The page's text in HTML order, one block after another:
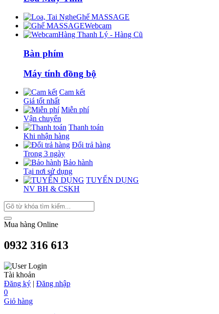
Ghế MASSAGE
Webcam
Hàng Thanh Lý - Hàng Cũ
Bàn phím
Máy tính đồng bộ
Cam kết
Giá tốt nhất
Miễn phí
Vận chuyển
Thanh toán
Khi nhận hàng
Đổi trả hàng
Trong 3 ngày
Bảo hành
Tại nơi sử dụng
TUYỂN DỤNG
NV BH & CSKH
Mua hàng Online
0932 316 613
Tài khoản
Đăng ký | Đăng nhập
0
Giỏ hàng